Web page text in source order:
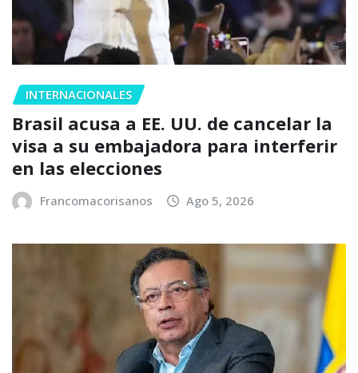
INTERNACIONALES
Brasil acusa a EE. UU. de cancelar la
visa a su embajadora para interferir
en las elecciones
Francomacorisanos Ago 5, 2026